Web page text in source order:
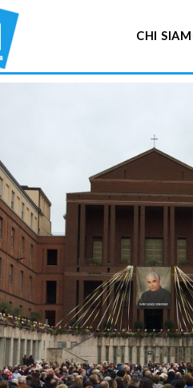
CHI